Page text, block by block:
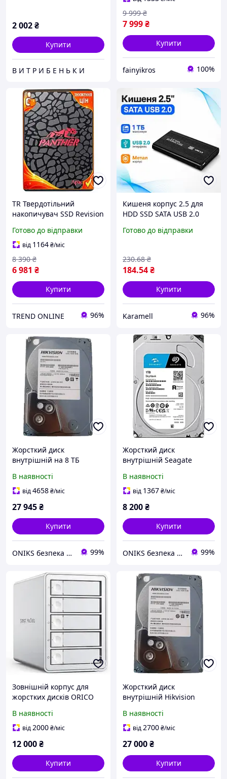
2 002₴
Купити
В И Т Р И Б Е Н Ь К И
7 999₴
9 999 ₴
Купити
fainyikros 100%
TR Твердотільний
накопичувач SSD Revision
2.5 дюйма швидкий диск
для комп'ютер SpeR-4N
Готово до відправки
від 1164₴/міс
6 981 ₴
8 390 ₴
Купити
TREND ONLINE 96%
Кишеня корпус 2.5 для
HDD SSD SATA USB 2.0
живлення Plug&Play до 1
чорний або сріблястий
Готово до відправки
184.54₴
230.68 ₴
Купити
Karamell 96%
Жорсткий диск
внутрішній на 8 ТБ
В наявності
від4658₴/міс
27 945₴
Купити
ONIKS безпека та комфорт 99%
Жорсткий диск
внутрішній Seagate
В наявності
від 1367₴/міс
8 200₴
Купити
ONIKS безпека та комфорт 99%
Зовнішній корпус для
жорстких дисків ORICO
дюймових SATA HDD/SSD
об'ємом до 5 x 22 ТБ, док-
В наявності
від2000₴/міс
12 000₴
Купити
Жорсткий диск
внутрішній Hikvision
об/хв, SATA, 3.5"
В наявності
від2700₴/міс
27 000₴
Купити